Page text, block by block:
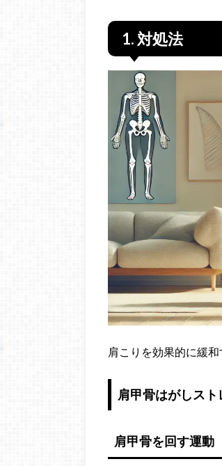
1. 対処法
肩こりを効果的に緩
肩甲骨はがしスト
肩甲骨を回す運動